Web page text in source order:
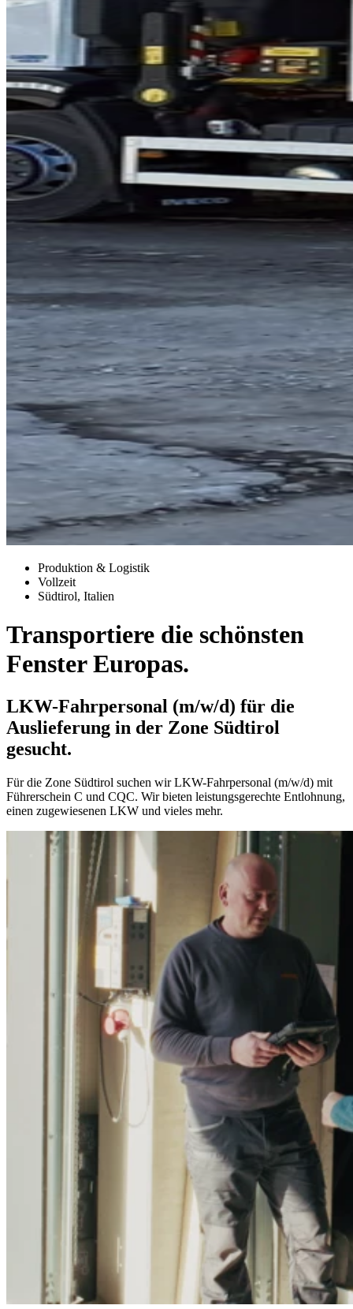
Produktion & Logistik
Vollzeit
Südtirol, Italien
Transportiere die schönsten
Fenster Europas.
LKW-Fahrpersonal (m/w/d) für die
Auslieferung in der Zone Südtirol
gesucht.
Für die Zone Südtirol suchen wir LKW-Fahrpersonal (m/w/d) mit
Führerschein C und CQC. Wir bieten leistungsgerechte Entlohnung,
einen zugewiesenen LKW und vieles mehr.